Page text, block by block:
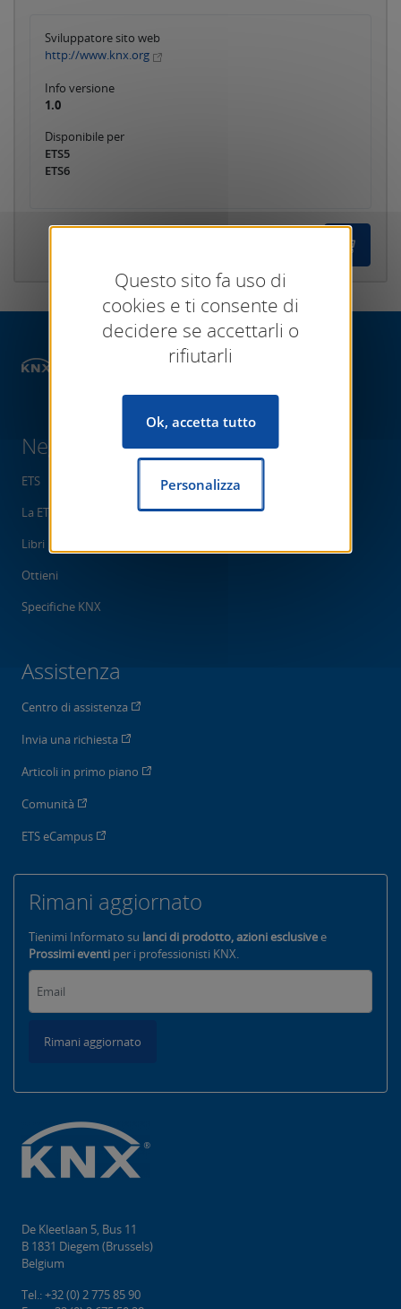
Sviluppatore sito web
http://www.knx.org
Info versione
1.0
Disponibile per
ETS5
ETS6
ETS Apps ETS messa in
Negozio
ETS
La ETS App
Libri
Ottieni
Specifiche KNX
Assistenza
Centro di assistenza
Invia una richiesta
Articoli in primo piano
Comunità
ETS eCampus
Rimani aggiornato
Tienimi Informato su lanci di prodotto, azioni esclusivee
Prossimi eventi per i professionisti KNX.
Rimani aggiornato
De Kleetlaan 5, Bus 11
B 1831 Diegem (Brussels)
Belgium
Tel.: +32 (0) 2 775 85 90
Questo sito fa uso di
cookies e ti consente di
decidere se accettarli o
rifiutarli
Ok, accetta tutto
Personalizza